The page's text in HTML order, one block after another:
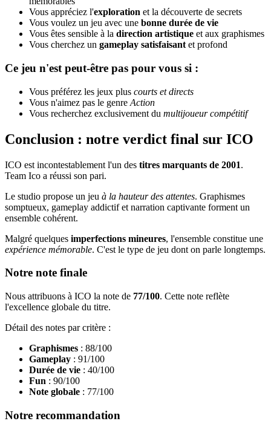
Vous appréciez l'exploration et la découverte de secrets
Vous voulez un jeu avec une bonne durée de vie
Vous êtes sensible à la direction artistique et aux graphismes
Vous cherchez un gameplay satisfaisant et profond
Ce jeu n'est peut-être pas pour vous si :
Vous préférez les jeux plus courts et directs
Vous n'aimez pas le genre Action
Vous recherchez exclusivement du multijoueur compétitif
Conclusion : notre verdict final sur ICO
ICO est incontestablement l'un des titres marquants de 2001.
Team Ico a réussi son pari.
Le studio propose un jeu à la hauteur des attentes. Graphismes
somptueux, gameplay addictif et narration captivante forment un
ensemble cohérent.
Malgré quelques imperfections mineures, l'ensemble constitue une
expérience mémorable. C'est le type de jeu dont on parle longtemps.
Notre note finale
Nous attribuons à ICO la note de 77/100. Cette note reflète
l'excellence globale du titre.
Détail des notes par critère :
Graphismes : 88/100
Gameplay : 91/100
Durée de vie : 40/100
Fun : 90/100
Note globale : 77/100
Notre recommandation